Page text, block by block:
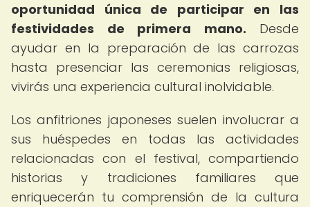
oportunidad única de participar en las
festividades de primera mano. Desde
ayudar en la preparación de las carrozas
hasta presenciar las ceremonias religiosas,
vivirás una experiencia cultural inolvidable.
Los anfitriones japoneses suelen involucrar a
sus huéspedes en todas las actividades
relacionadas con el festival, compartiendo
historias y tradiciones familiares que
enriquecerán tu comprensión de la cultura